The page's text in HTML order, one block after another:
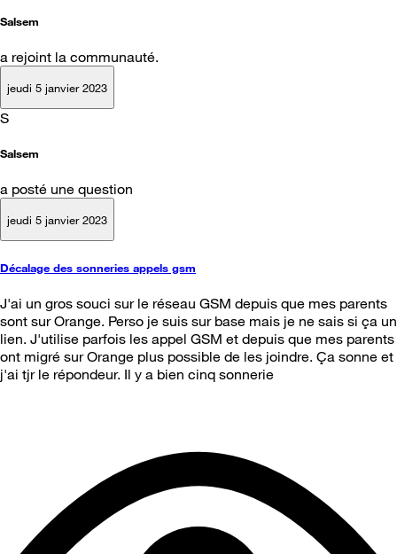
Salsem
a rejoint la communauté.
jeudi 5 janvier 2023
S
Salsem
a posté une question
jeudi 5 janvier 2023
Décalage des sonneries appels gsm
J'ai un gros souci sur le réseau GSM depuis que mes parents
sont sur Orange. Perso je suis sur base mais je ne sais si ça un
lien. J'utilise parfois les appel GSM et depuis que mes parents
ont migré sur Orange plus possible de les joindre. Ça sonne et
j'ai tjr le répondeur. Il y a bien cinq sonnerie